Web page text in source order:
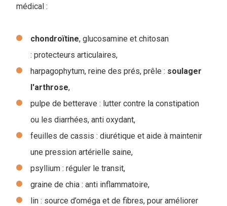
médical :
chondroïtine, glucosamine et chitosan
: protecteurs articulaires,
harpagophytum, reine des prés, prêle : soulager
l'arthrose,
pulpe de betterave : lutter contre la constipation
ou les diarrhées, anti oxydant,
feuilles de cassis : diurétique et aide à maintenir
une pression artérielle saine,
psyllium : réguler le transit,
graine de chia : anti inflammatoire,
lin : source d’oméga et de fibres, pour améliorer